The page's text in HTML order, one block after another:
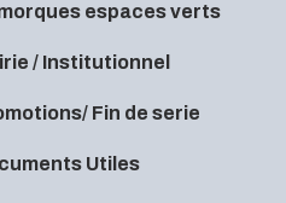
espaces verts
/ Institutionnel
Fin de serie
Utiles